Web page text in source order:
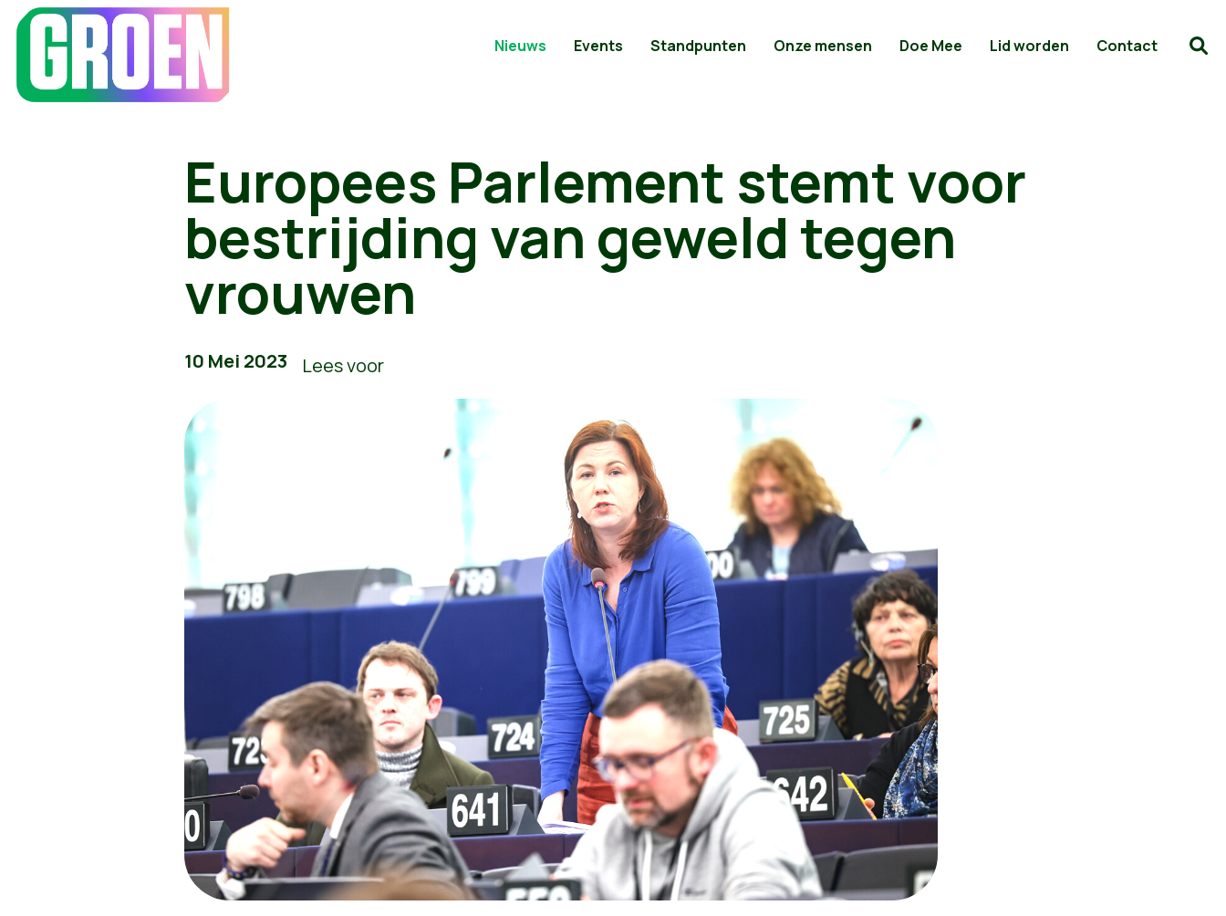
Nieuws Events Standpunten Onze mensen Doe Mee Lid worden Contact
Europees Parlement stemt voor
bestrijding van geweld tegen
vrouwen
10 Mei 2023 Lees voor